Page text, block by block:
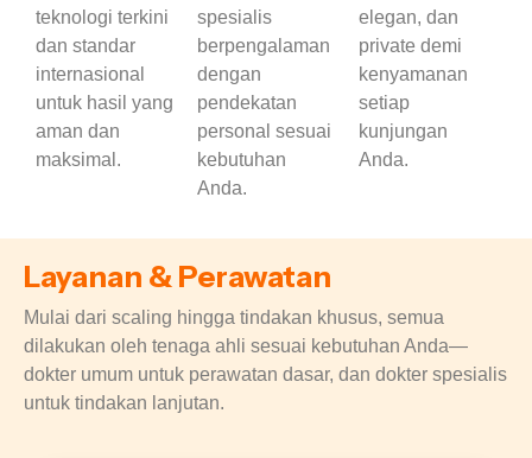
teknologi terkini
dan standar
internasional
untuk hasil yang
aman dan
maksimal.
spesialis
berpengalaman
dengan
pendekatan
personal sesuai
kebutuhan
Anda.
elegan, dan
private demi
kenyamanan
setiap
kunjungan
Anda.
Layanan & Perawatan
Mulai dari scaling hingga tindakan khusus, semua
dilakukan oleh tenaga ahli sesuai kebutuhan Anda—
dokter umum untuk perawatan dasar, dan dokter spesialis
untuk tindakan lanjutan.